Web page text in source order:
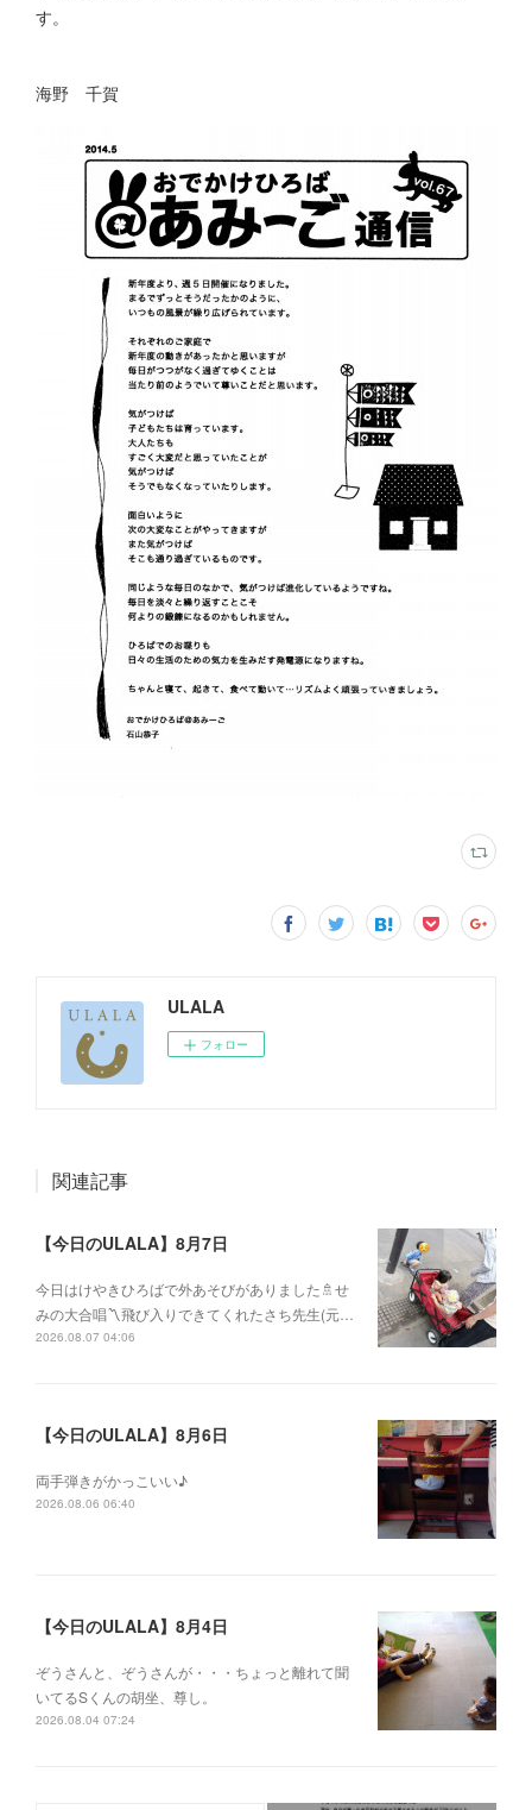
す。
海野 千賀
ULALA
フォロー
関連記事
【今日のULALA】8月7日
今日はけやきひろばで外あそびがありました🚿せ
みの大合唱〽飛び入りできてくれたさち先生(元…
2026.08.07 04:06
【今日のULALA】8月6日
両手弾きがかっこいい♪
2026.08.06 06:40
【今日のULALA】8月4日
ぞうさんと、ぞうさんが・・・ちょっと離れて聞
いてるSくんの胡坐、尊し。
2026.08.04 07:24